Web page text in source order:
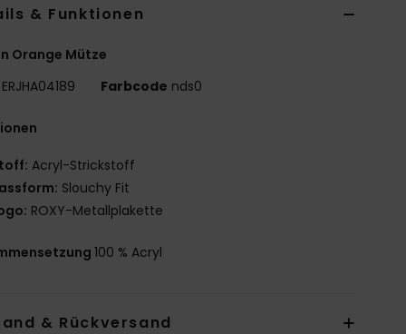
& Funktionen
Orange Mütze
ERJHA04189 Farbcode nds0
Acryl-Strickstoff
Slouchy Fit
ROXY-Metallplakette
100 % Acryl
& Rückversand